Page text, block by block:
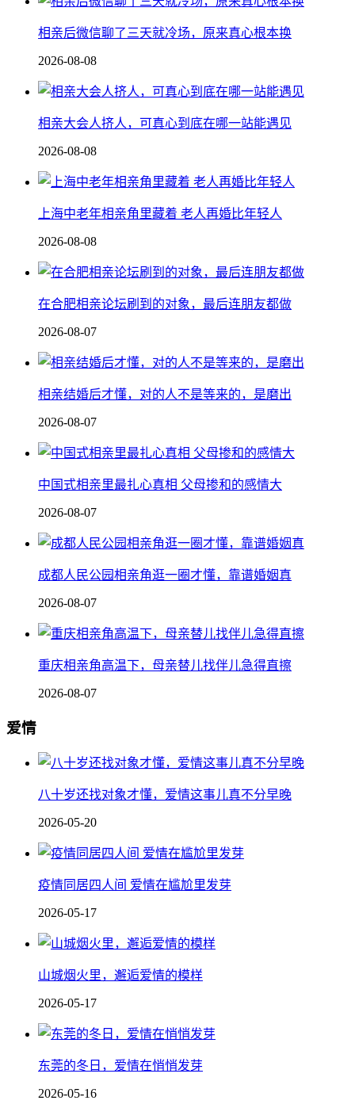
相亲后微信聊了三天就冷场，原来真心根本换
2026-08-08
相亲大会人挤人，可真心到底在哪一站能遇见
2026-08-08
上海中老年相亲角里藏着 老人再婚比年轻人
2026-08-08
在合肥相亲论坛刷到的对象，最后连朋友都做
2026-08-07
相亲结婚后才懂，对的人不是等来的，是磨出
2026-08-07
中国式相亲里最扎心真相 父母掺和的感情大
2026-08-07
成都人民公园相亲角逛一圈才懂，靠谱婚姻真
2026-08-07
重庆相亲角高温下，母亲替儿找伴儿急得直擦
2026-08-07
爱情
八十岁还找对象才懂，爱情这事儿真不分早晚
2026-05-20
疫情同居四人间 爱情在尴尬里发芽
2026-05-17
山城烟火里，邂逅爱情的模样
2026-05-17
东莞的冬日，爱情在悄悄发芽
2026-05-16